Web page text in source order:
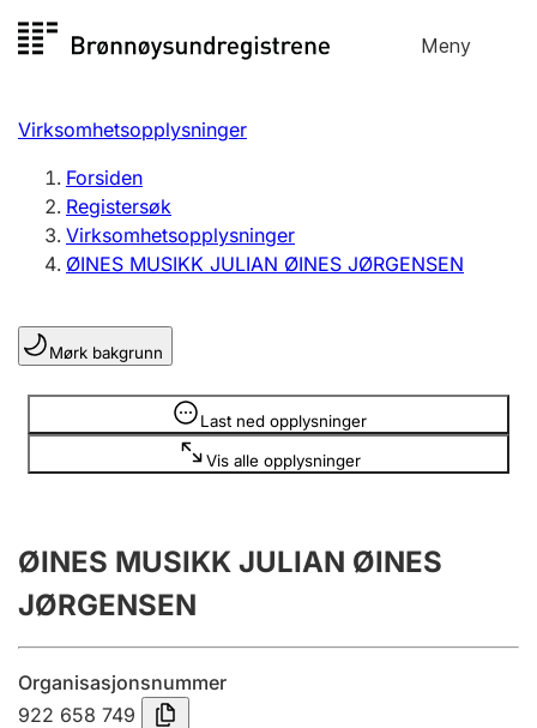
til
Meny
Registersøk
Aksjeselskap
Enkeltpersonforetak
Registrere, endre, slette
Lag og forening
Registrere, endre, slette
Årsregnskap
Innsending og forsinkelsesgebyr
Tinglysing
Virksomhetsopplysninger
Forsiden
Registersøk
Virksomhetsopplysninger
ØINES MUSIKK JULIAN ØINES JØRGENSEN
Mørk bakgrunn
Last ned opplysninger
Vis alle opplysninger
Opplysninger er skjult
ØINES MUSIKK JULIAN ØINES
JØRGENSEN
Organisasjonsnummer
922 658 749